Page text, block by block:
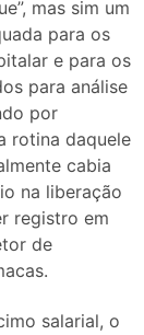
mas sim um
para os
e para os
para análise
por
rotina daquele
cabia
na liberação
registro em
de
salarial, o